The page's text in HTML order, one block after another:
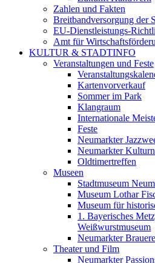
Zahlen und Fakten
Breitbandversorgung der
EU-Dienstleistungs-
Amt für
KULTUR & STADTINFO
Veranstaltungen und Feste
Kartenvorverkauf
Sommer im Park
Klangraum
Internationale
Feste
Neumarkter
Neumarkter
Oldtimertreffen
Museen
Stadtmuseum
Museum Lothar
Museum für
1. Bayerisches
Weißwurstmuseum
Neumarkter
Theater und Film
Neumarkter